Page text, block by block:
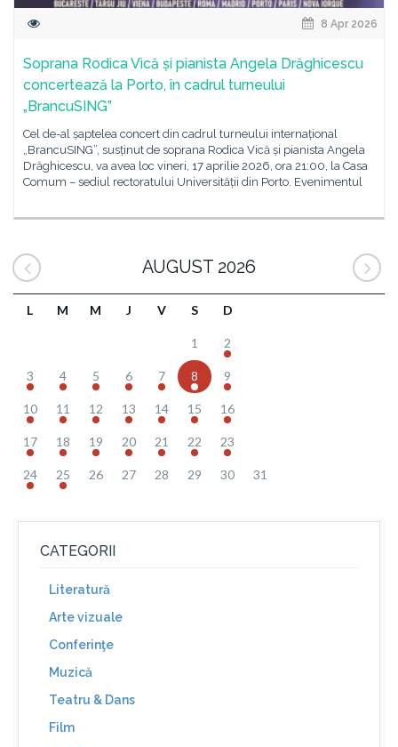
8 Apr 2026
Soprana Rodica Vică și pianista Angela Drăghicescu
concertează la Porto, în cadrul turneului
„BrancuSING”
Cel de-al șaptelea concert din cadrul turneului internațional
„BrancuSING”, susținut de soprana Rodica Vică și pianista Angela
Drăghicescu, va avea loc vineri, 17 aprilie 2026, ora 21:00, la Casa
Comum – sediul rectoratului Universității din Porto. Evenimentul
AUGUST 2026
L M M J V S D
1 2
3 4 5 6 7 8 9
10 11 12 13 14 15 16
17 18 19 20 21 22 23
24 25 26 27 28 29 30 31
CATEGORII
Literatură
Arte vizuale
Conferinţe
Muzică
Teatru & Dans
Film